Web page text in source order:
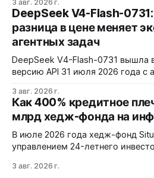
установку через Session Installer,
требует ручной проверки
от качества метаданных в
3 авг. 2026 г.
DeepSeek V4-Flash-
разница в цене меняет
агентных задач
DeepSeek V4-Flash-0731 вышла
версию API 31 июля 2026 года с
1M токенов. При типичной
обходится в $0,0096 за запуск
Opus 4.8, но уступает в задачах
3 авг. 2026 г.
Как 400% кредитное
млрд хедж-фонда на
В июле 2026 года хедж-фонд
управлением 24-летнего
потеряв $30 млрд за месяц.
3 авг. 2026 г.